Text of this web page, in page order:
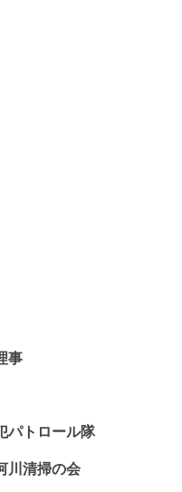
事
パトロール隊
川清掃の会